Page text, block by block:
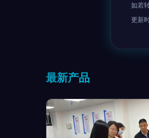
如若
更新
最新产品